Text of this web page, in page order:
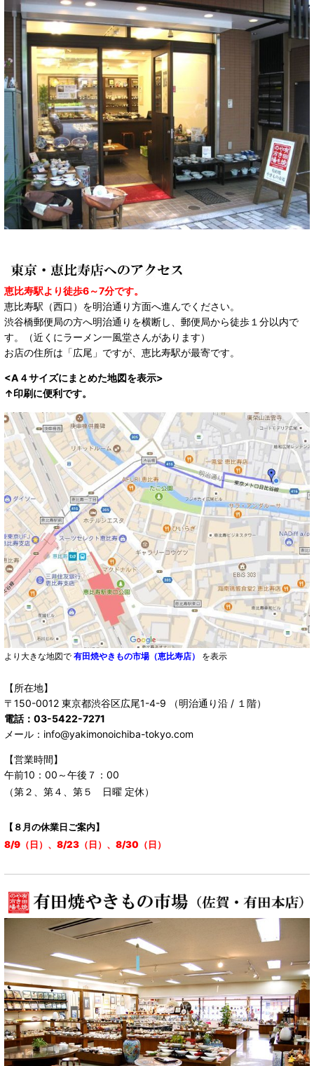
恵比寿駅より徒歩6～7分です。
恵比寿駅（西口）を明治通り方面へ進んでください。
渋谷橋郵便局の方へ明治通りを横断し、郵便局から徒歩１分以内で
す。（近くにラーメン一風堂さんがあります）
お店の住所は「広尾」ですが、恵比寿駅が最寄です。
<A４サイズにまとめた地図を表示>
↑印刷に便利です。
より大きな地図で 有田焼やきもの市場（恵比寿店） を表示
【所在地】
〒150-0012 東京都渋谷区広尾1-4-9 （明治通り沿 / １階）
電話：03-5422-7271
メール：info@yakimonoichiba-tokyo.com
【営業時間】
午前10：00～午後７：00
（第２、第４、第５ 日曜 定休）
【８月の休業日ご案内】
8/9（日）、8/23（日）、8/30（日）